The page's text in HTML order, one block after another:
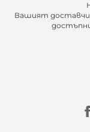
Вашият доставчик